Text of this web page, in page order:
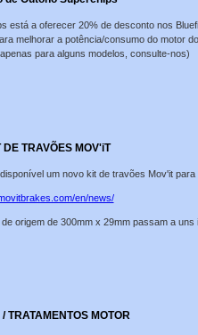
está a oferecer 20% de desconto nos
melhorar a potência/consumo do motor
para alguns modelos, consulte-nos)
DE TRAVÕES MOV'iT
um novo kit de travões Mov'it
en/news/
origem de 300mm x 29mm passam a
TRATAMENTOS MOTOR